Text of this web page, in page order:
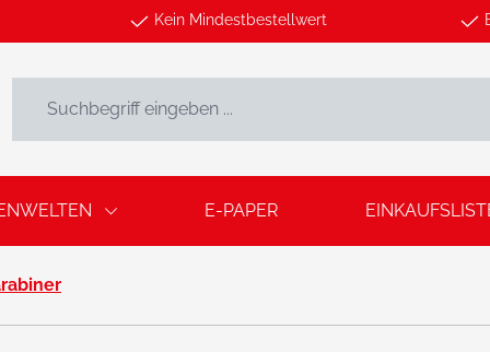
Kein Mindestbestellwert
E-PAPER